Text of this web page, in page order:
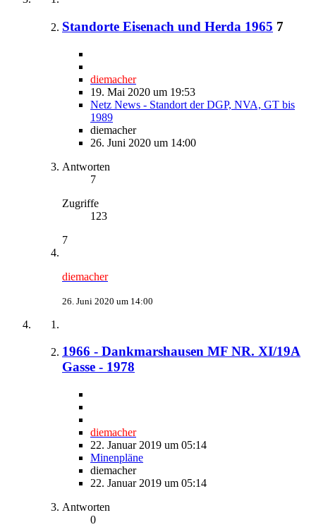
Standorte Eisenach und Herda 1965 7
diemacher
19. Mai 2020 um 19:53
Netz News - Standort der DGP, NVA, GT bis
1989
diemacher
26. Juni 2020 um 14:00
Antworten
7
Zugriffe
123
7
diemacher
26. Juni 2020 um 14:00
1966 - Dankmarshausen MF NR. XI/19A
Gasse - 1978
diemacher
22. Januar 2019 um 05:14
Minenpläne
diemacher
22. Januar 2019 um 05:14
Antworten
0